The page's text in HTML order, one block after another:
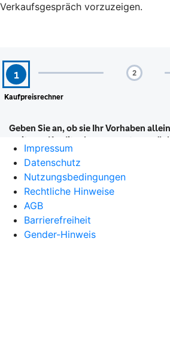
Verkaufsgespräch vorzuzeigen.
Impressum
Datenschutz
Nutzungsbedingungen
Rechtliche Hinweise
AGB
Barrierefreiheit
Gender-Hinweis